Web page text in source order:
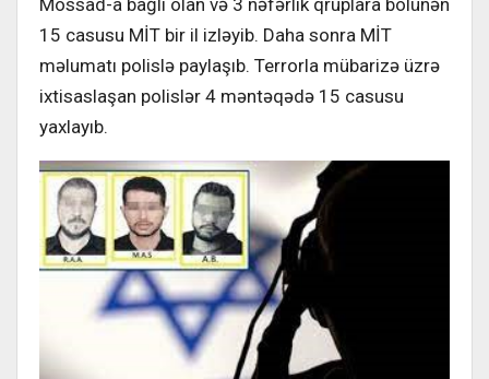
Mossad-a bağlı olan və 3 nəfərlik qruplara bölünən
15 casusu MİT bir il izləyib. Daha sonra MİT
məlumatı polislə paylaşıb. Terrorla mübarizə üzrə
ixtisaslaşan polislər 4 məntəqədə 15 casusu
yaxlayıb.